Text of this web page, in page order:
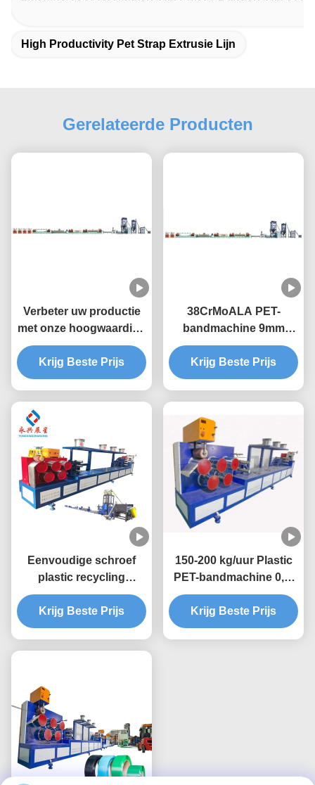
High Productivity Pet Strap Extrusie Lijn
Gerelateerde Producten
Verbeter uw productie
met onze hoogwaardige
PET-bandmachine
Krijg Beste Prijs
38CrMoALA PET-
bandmachine 9mm
bandmachine
Krijg Beste Prijs
Eenvoudige schroef
plastic recycling
machine 9 mm PET
band extrusie lijn
Krijg Beste Prijs
150-200 kg/uur Plastic
PET-bandmachine 0,4-
1,5 mm
Krijg Beste Prijs